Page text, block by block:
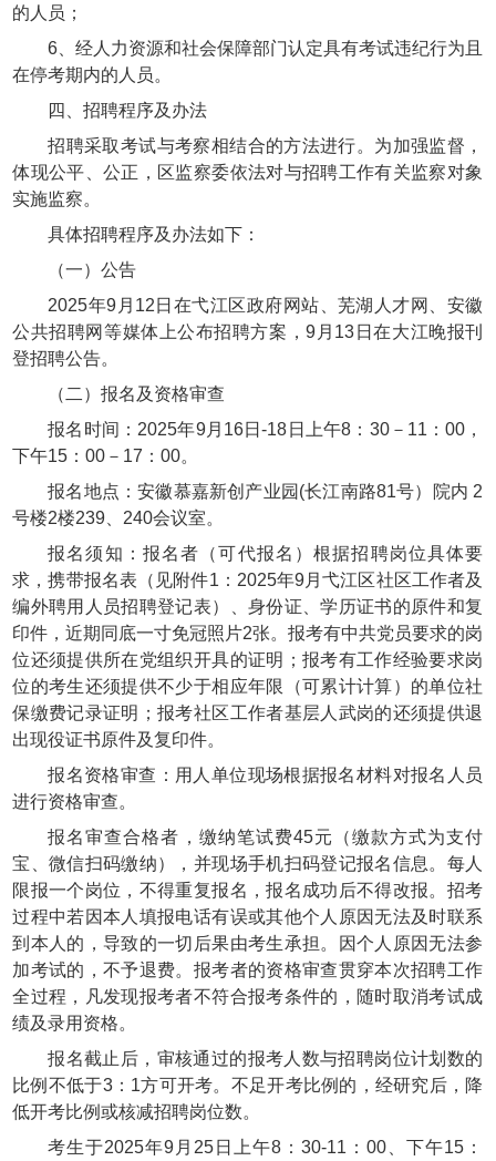
的人员；
6、经人力资源和社会保障部门认定具有考试违纪行为且
在停考期内的人员。
四、招聘程序及办法
招聘采取考试与考察相结合的方法进行。为加强监督，
体现公平、公正，区监察委依法对与招聘工作有关监察对象
实施监察。
具体招聘程序及办法如下：
（一）公告
2025年9月12日在弋江区政府网站、芜湖人才网、安徽
公共招聘网等媒体上公布招聘方案，9月13日在大江晚报刊
登招聘公告。
（二）报名及资格审查
报名时间：2025年9月16日-18日上午8：30－11：00，
下午15：00－17：00。
报名地点：安徽慕嘉新创产业园(长江南路81号）院内 2
号楼2楼239、240会议室。
报名须知：报名者（可代报名）根据招聘岗位具体要
求，携带报名表（见附件1：2025年9月弋江区社区工作者及
编外聘用人员招聘登记表）、身份证、学历证书的原件和复
印件，近期同底一寸免冠照片2张。报考有中共党员要求的岗
位还须提供所在党组织开具的证明；报考有工作经验要求岗
位的考生还须提供不少于相应年限（可累计计算）的单位社
保缴费记录证明；报考社区工作者基层人武岗的还须提供退
出现役证书原件及复印件。
报名资格审查：用人单位现场根据报名材料对报名人员
进行资格审查。
报名审查合格者，缴纳笔试费45元（缴款方式为支付
宝、微信扫码缴纳），并现场手机扫码登记报名信息。每人
限报一个岗位，不得重复报名，报名成功后不得改报。招考
过程中若因本人填报电话有误或其他个人原因无法及时联系
到本人的，导致的一切后果由考生承担。因个人原因无法参
加考试的，不予退费。报考者的资格审查贯穿本次招聘工作
全过程，凡发现报考者不符合报考条件的，随时取消考试成
绩及录用资格。
报名截止后，审核通过的报考人数与招聘岗位计划数的
比例不低于3：1方可开考。不足开考比例的，经研究后，降
低开考比例或核减招聘岗位数。
考生于2025年9月25日上午8：30-11：00、下午15：